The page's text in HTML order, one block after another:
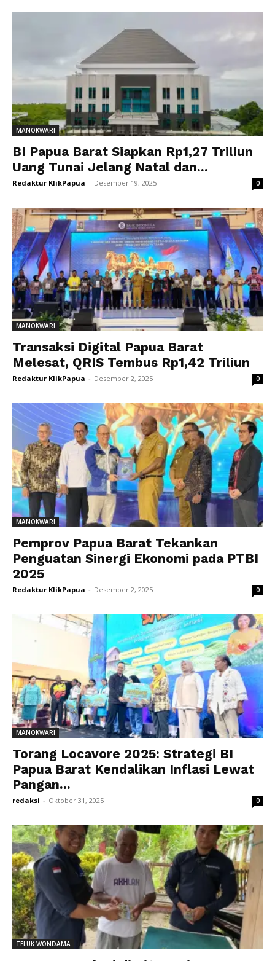
MANOKWARI
BI Papua Barat Siapkan Rp1,27 Triliun
Uang Tunai Jelang Natal dan...
Redaktur KlikPapua - Desember 19, 2025 0
MANOKWARI
Transaksi Digital Papua Barat
Melesat, QRIS Tembus Rp1,42 Triliun
Redaktur KlikPapua - Desember 2, 2025 0
MANOKWARI
Pemprov Papua Barat Tekankan
Penguatan Sinergi Ekonomi pada PTBI
2025
Redaktur KlikPapua - Desember 2, 2025 0
MANOKWARI
Torang Locavore 2025: Strategi BI
Papua Barat Kendalikan Inflasi Lewat
Pangan...
redaksi - Oktober 31, 2025 0
TELUK WONDAMA